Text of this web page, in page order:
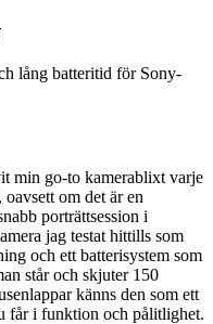
lång batteritid för Sony-
min go-to kamerablixt varje
om det är en
porträttsession i
jag testat hittills som
och ett batterisystem som
står och skjuter 150
känns den som ett
får i funktion och pålitlighet.